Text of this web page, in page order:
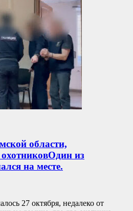
области,
из
на месте.
27 октября, недалеко от